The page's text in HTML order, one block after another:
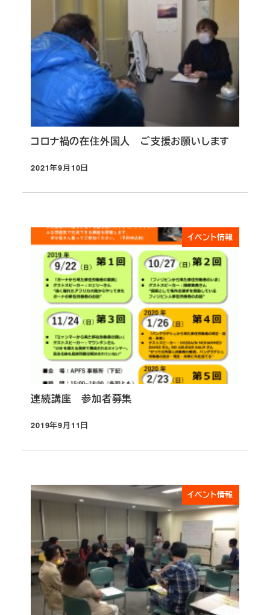
コロナ禍の在住外国人 ご支援お願いします
投稿日
2021年9月10日
イベント情報
連続講座 参加者募集
投稿日
2019年9月11日
イベント情報